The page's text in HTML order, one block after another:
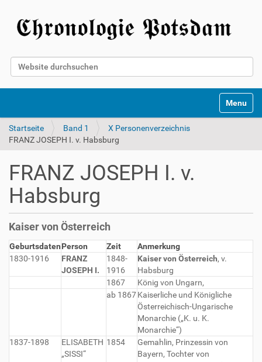
Website durchsuchen
Toggle
Startseite Band 1
X Personenverzeichnis
FRANZ JOSEPH I. v. Habsburg
FRANZ JOSEPH I. v.
Habsburg
Kaiser von Österreich
GeburtsdatenPerson Zeit
Anmerkung
1830-1916
FRANZ
JOSEPH I.
1848-
1916
Kaiser von Österreich, v.
Habsburg
1867
König von Ungarn,
ab 1867Kaiserliche und Königliche
Österreichisch-Ungarische
Monarchie („K. u. K.
Monarchie“)
1837-1898
ELISABETH
„SISSI“
1854
Gemahlin, Prinzessin von
Bayern, Tochter von